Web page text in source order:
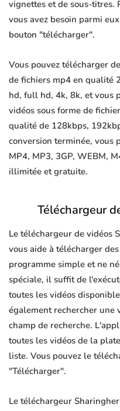
vignettes et de sous-
vous avez besoin parmi
bouton "télécharger".
Vous pouvez télécharger
de fichiers mp4 en qualité
hd, full hd, 4k, 8k, et vous
vidéos sous forme de
qualité de 128kbps,
conversion terminée, vous
MP4, MP3, 3GP, WEBM,
illimitée et gratuite.
Téléchargeur
Le téléchargeur de vidéos
vous aide à télécharger
programme simple et ne
spéciale, il suffit de
toutes les vidéos
également rechercher une
champ de recherche.
toutes les vidéos de la
liste. Vous pouvez le
"Télécharger".
Le téléchargeur